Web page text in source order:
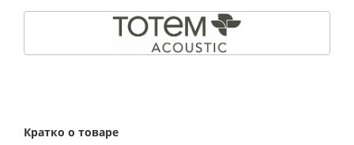
Кратко о товаре